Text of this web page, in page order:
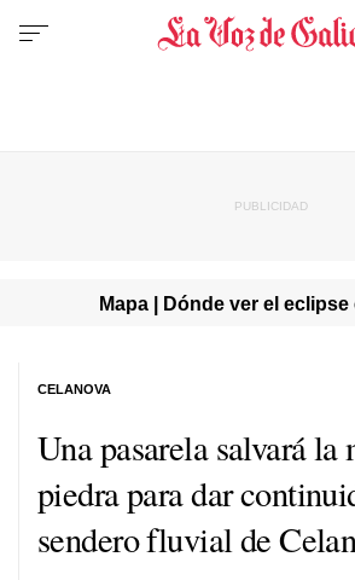
Mapa | Dónde ver el eclipse
Una pasarela salvará la
piedra para dar
sendero fluvial de
CELANOVA